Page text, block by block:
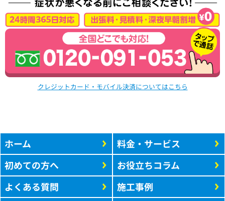
クレジットカード・モバイル決済についてはこちら
ホーム
初めての方へ
よくある質問
料金・サービス
お役立ちコラム
施工事例